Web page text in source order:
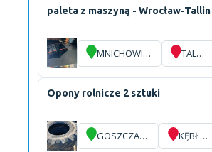
paleta z maszyną - Wrocław-
MNICHOWICE TALLIN
Opony rolnicze 2 sztuki
GOSZCZANÓW KĘBŁOWO